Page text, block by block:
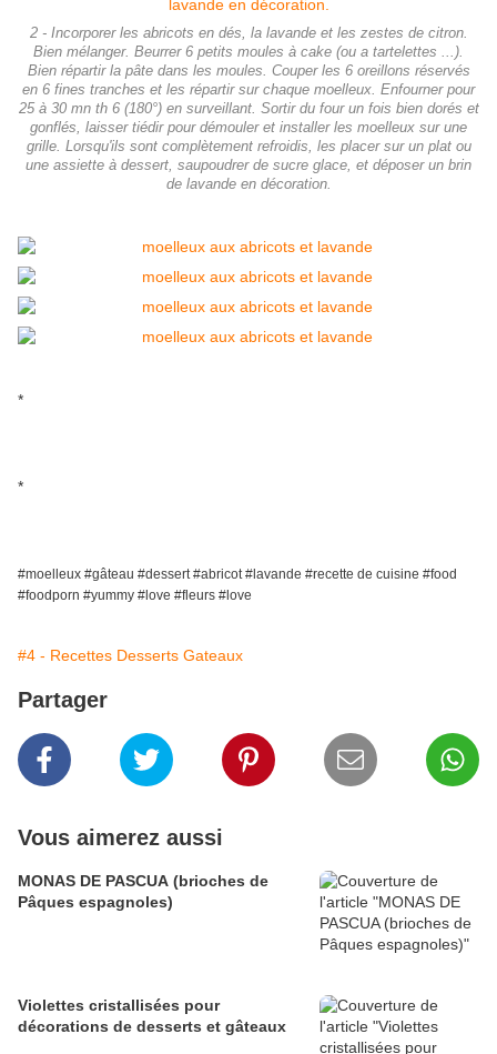
2 - Incorporer les abricots en dés, la lavande et les zestes de citron.
Bien mélanger. Beurrer 6 petits moules à cake (ou a tartelettes ...).
Bien répartir la pâte dans les moules. Couper les 6 oreillons réservés
en 6 fines tranches et les répartir sur chaque moelleux. Enfourner pour
25 à 30 mn th 6 (180°) en surveillant. Sortir du four un fois bien dorés et
gonflés, laisser tiédir pour démouler et installer les moelleux sur une
grille. Lorsqu'ils sont complètement refroidis, les placer sur un plat ou
une assiette à dessert, saupoudrer de sucre glace, et déposer un brin
de lavande en décoration.
*
*
#moelleux #gâteau #dessert #abricot #lavande #recette de cuisine #food
#foodporn #yummy #love #fleurs #love
#4 - Recettes Desserts Gateaux
Partager
Vous aimerez aussi
MONAS DE PASCUA (brioches de
Pâques espagnoles)
Violettes cristallisées pour
décorations de desserts et gâteaux